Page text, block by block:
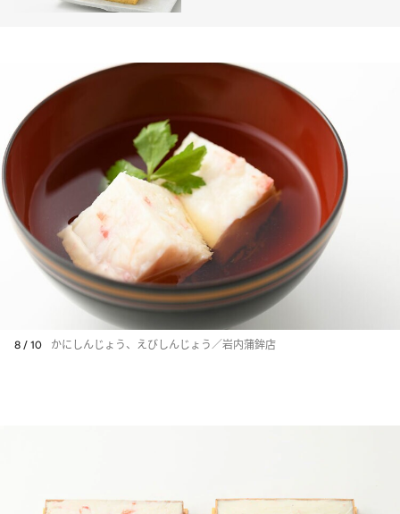
8 / 10 かにしんじょう、えびしんじょう／岩内蒲鉾店